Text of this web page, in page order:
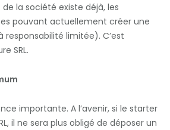
la société existe déjà, les
pouvant actuellement créer une
responsabilité limitée). C’est
SRL.
importante. A l’avenir, si le starter
il ne sera plus obligé de déposer un